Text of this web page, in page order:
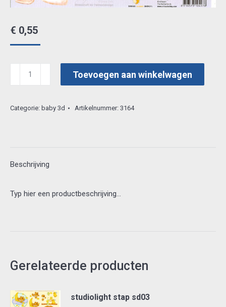
€ 0,55
3d
aantal
Toevoegen aan winkelwagen
Categorie: baby 3d Artikelnummer: 3164
Beschrijving
Typ hier een productbeschrijving…
Gerelateerde producten
studiolight stap sd03